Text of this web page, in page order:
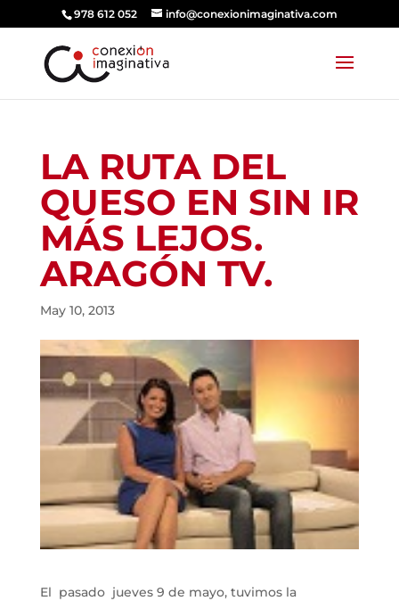
978 612 052 info@conexionimaginativa.com
LA RUTA DEL
QUESO EN SIN IR
MÁS LEJOS.
ARAGÓN TV.
May 10, 2013
El pasado jueves 9 de mayo, tuvimos la